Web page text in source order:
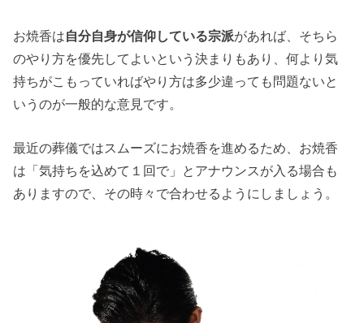
お焼香は自分自身が信仰している宗派があれば、そちら
のやり方を優先してよいという決まりもあり、何より気
持ちがこもっていればやり方は多少違っても問題ないと
いうのが一般的な意見です。
最近の葬儀ではスムーズにお焼香を進めるため、お焼香
は「気持ちを込めて１回で」とアナウンスが入る場合も
ありますので、その時々で合わせるようにしましょう。